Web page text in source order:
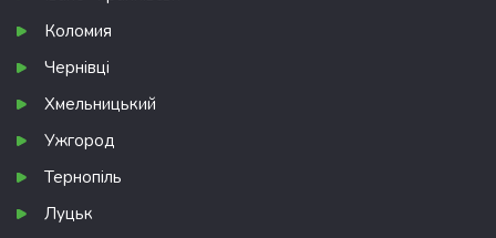
Коломия
Чернівці
Хмельницький
Ужгород
Тернопіль
Луцьк